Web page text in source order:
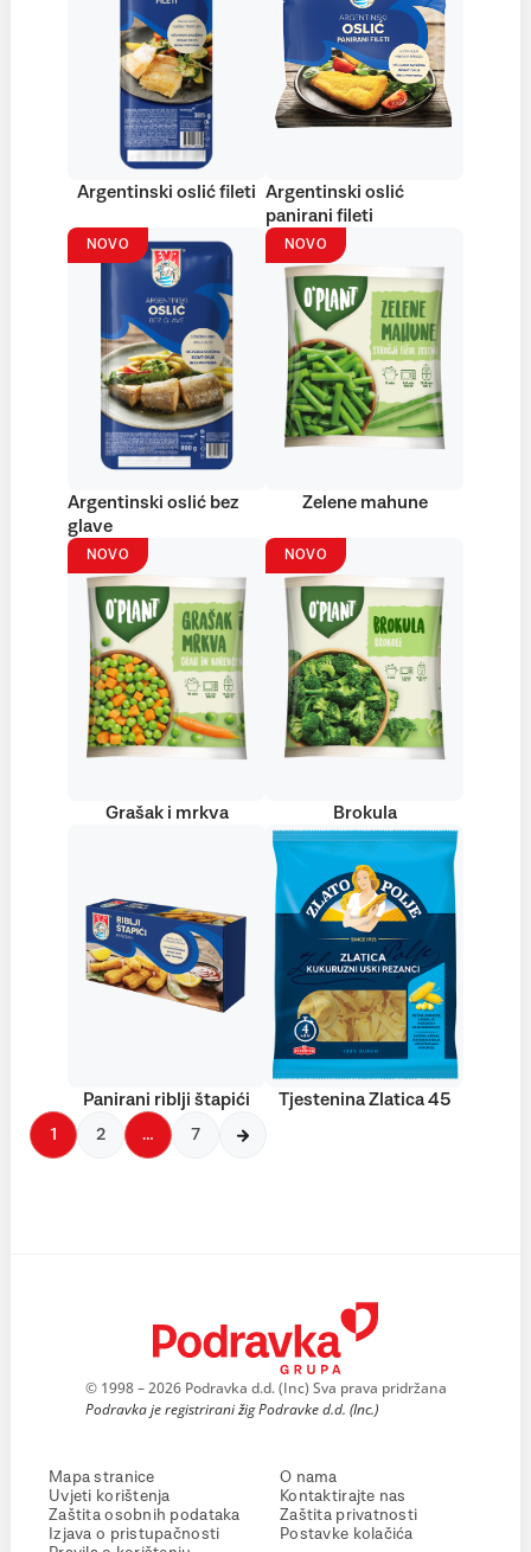
Argentinski oslić fileti Argentinski oslić
panirani fileti
NOVO
Argentinski oslić bez
glave
NOVO
Zelene mahune
NOVO
Grašak i mrkva
NOVO
Brokula
Panirani riblji štapići Tjestenina Zlatica 45
1 2 … 7
© 1998 – 2026 Podravka d.d. (Inc) Sva prava pridržana
Podravka je registrirani žig Podravke d.d. (Inc.)
Mapa stranice
Uvjeti korištenja
Zaštita osobnih podataka
Izjava o pristupačnosti
O nama
Kontaktirajte nas
Zaštita privatnosti
Postavke kolačića